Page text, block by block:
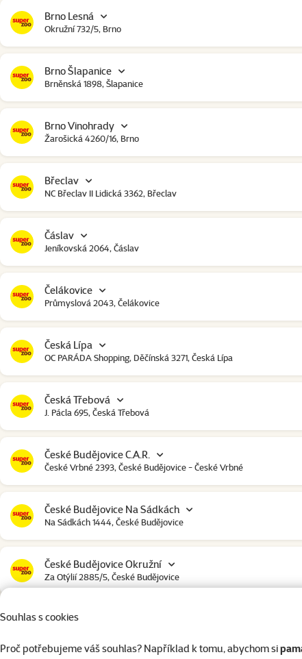
Souhlas s cookies
Proč potřebujeme váš souhlas? Například k tomu, abychom si
Brno Lesná
Okružní 732/5, Brno
Brno Šlapanice
Brněnská 1898, Šlapanice
Brno Vinohrady
Žarošická 4260/16, Brno
Břeclav
NC Břeclav II Lidická 3362, Břeclav
Čáslav
Jeníkovská 2064, Čáslav
Čelákovice
Průmyslová 2043, Čelákovice
Česká Lípa
OC PARÁDA Shopping, Děčínská 3271, Česká Lípa
Česká Třebová
J. Pácla 695, Česká Třebová
České Budějovice C.A.R.
České Vrbné 2393, České Budějovice - České Vrbné
České Budějovice Na Sádkách
Na Sádkách 1444, České Budějovice
České Budějovice Okružní
Za Otýlií 2885/5, České Budějovice
České Budějovice Strakonická